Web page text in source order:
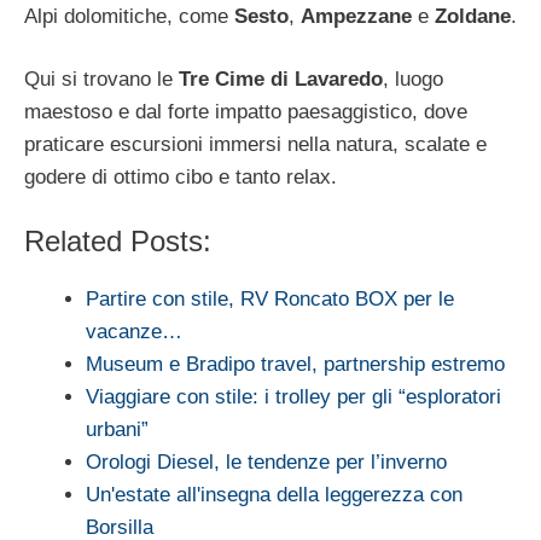
Alpi dolomitiche, come Sesto, Ampezzane e Zoldane.
Qui si trovano le Tre Cime di Lavaredo, luogo
maestoso e dal forte impatto paesaggistico, dove
praticare escursioni immersi nella natura, scalate e
godere di ottimo cibo e tanto relax.
Related Posts:
Partire con stile, RV Roncato BOX per le
vacanze…
Museum e Bradipo travel, partnership estremo
Viaggiare con stile: i trolley per gli “esploratori
urbani”
Orologi Diesel, le tendenze per l’inverno
Un'estate all'insegna della leggerezza con
Borsilla